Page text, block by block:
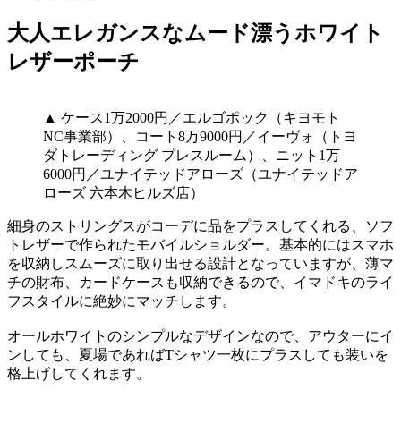
大人エレガンスなムード漂うホワイト
レザーポーチ
▲ ケース1万2000円／エルゴポック（キヨモト
NC事業部）、コート8万9000円／イーヴォ（トヨ
ダトレーディング プレスルーム）、ニット1万
6000円／ユナイテッドアローズ（ユナイテッドア
ローズ 六本木ヒルズ店）
細身のストリングスがコーデに品をプラスしてくれる、ソフ
トレザーで作られたモバイルショルダー。基本的にはスマホ
を収納しスムーズに取り出せる設計となっていますが、薄マ
チの財布、カードケースも収納できるので、イマドキのライ
フスタイルに絶妙にマッチします。
オールホワイトのシンプルなデザインなので、アウターにイ
ンしても、夏場であればTシャツ一枚にプラスしても装いを
格上げしてくれます。